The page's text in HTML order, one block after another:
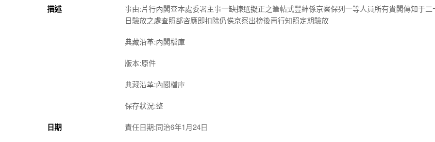
描述
事由:片行內閣查本處委署主事一缺揀選擬正之筆帖式豐紳係京察保列一等人員所有貴閣傳知于二
日驗放之處查照部咨應即扣除仍俟京察出榜後再行知照定期驗放
典藏沿革:內閣檔庫
版本:原件
典藏沿革:內閣檔庫
保存狀況:整
日期 責任日期:同治6年1月24日